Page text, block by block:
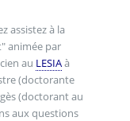
assistez à la
animée par
au LESIAà
(doctorante
(doctorant au
aux questions